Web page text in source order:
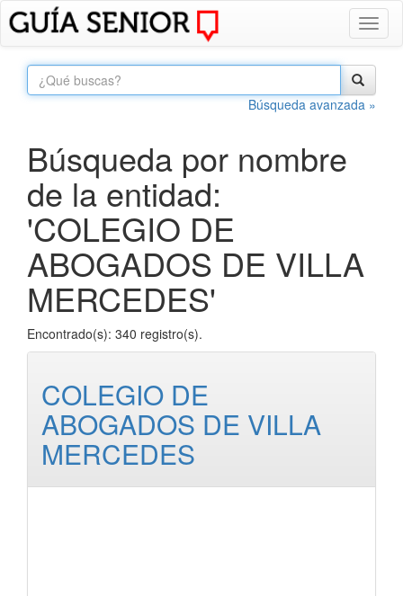
Búsqueda avanzada »
Búsqueda por nombre
de la entidad:
'COLEGIO DE
ABOGADOS DE VILLA
MERCEDES'
Encontrado(s): 340 registro(s).
COLEGIO DE
ABOGADOS DE VILLA
MERCEDES